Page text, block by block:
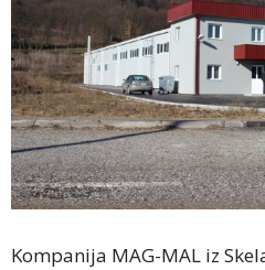
Kompanija MAG-MAL iz